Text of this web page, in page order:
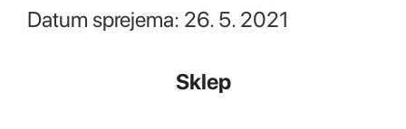
Datum sprejema: 26. 5. 2021
Sklep